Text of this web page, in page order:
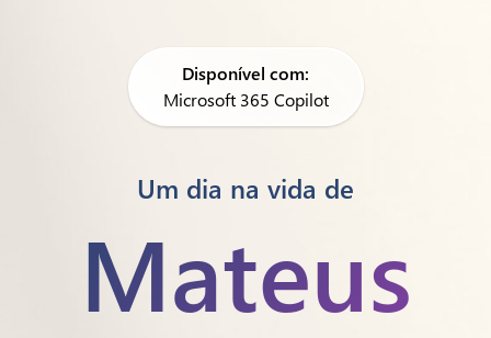
Disponível com:
Microsoft 365 Copilot
Um dia na vida de
Mateus